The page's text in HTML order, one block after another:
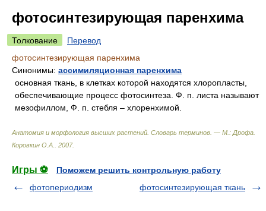
фотосинтезирующая паренхима
Толкование
Перевод
фотосинтезирующая паренхима
Синонимы: ассимиляционная паренхима
основная ткань, в клетках которой находятся хлоропласты,
обеспечивающие процесс фотосинтеза. Ф. п. листа называют
мезофиллом, Ф. п. стебля – хлоренхимой.
Анатомия и морфология высших растений. Словарь терминов. — М.: Дрофа
Коровкин О.А.
2007.
Игры ⚽
Поможем решить контрольную работу
фотопериодизм
фотосинтезирующая ткань